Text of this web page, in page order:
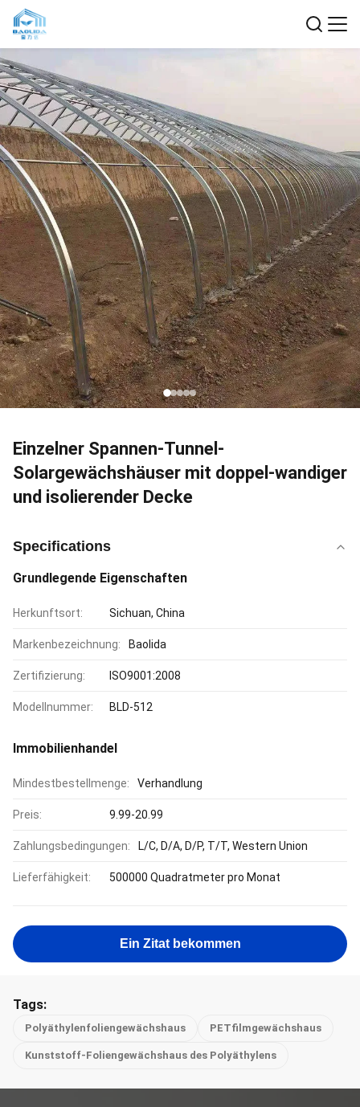
Einzelner Spannen-Tunnel-
Solargewächshäuser mit doppel-wandiger
und isolierender Decke
Specifications
Grundlegende Eigenschaften
Herkunftsort: Sichuan, China
Markenbezeichnung: Baolida
Zertifizierung: ISO9001:2008
Modellnummer: BLD-512
Immobilienhandel
Mindestbestellmenge: Verhandlung
Preis: 9.99-20.99
Zahlungsbedingungen: L/C, D/A, D/P, T/T, Western Union
Lieferfähigkeit: 500000 Quadratmeter pro Monat
Ein Zitat bekommen
Tags:
Polyäthylenfoliengewächshaus PETfilmgewächshaus
Kunststoff-Foliengewächshaus des Polyäthylens